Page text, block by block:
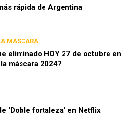
rápida de Argentina
MÁSCARA
eliminado HOY 27 de octubre en
máscara 2024?
‘Doble fortaleza’ en Netflix